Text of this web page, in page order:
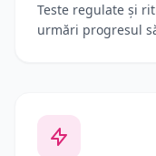
Teste regulate și
urmări progresul